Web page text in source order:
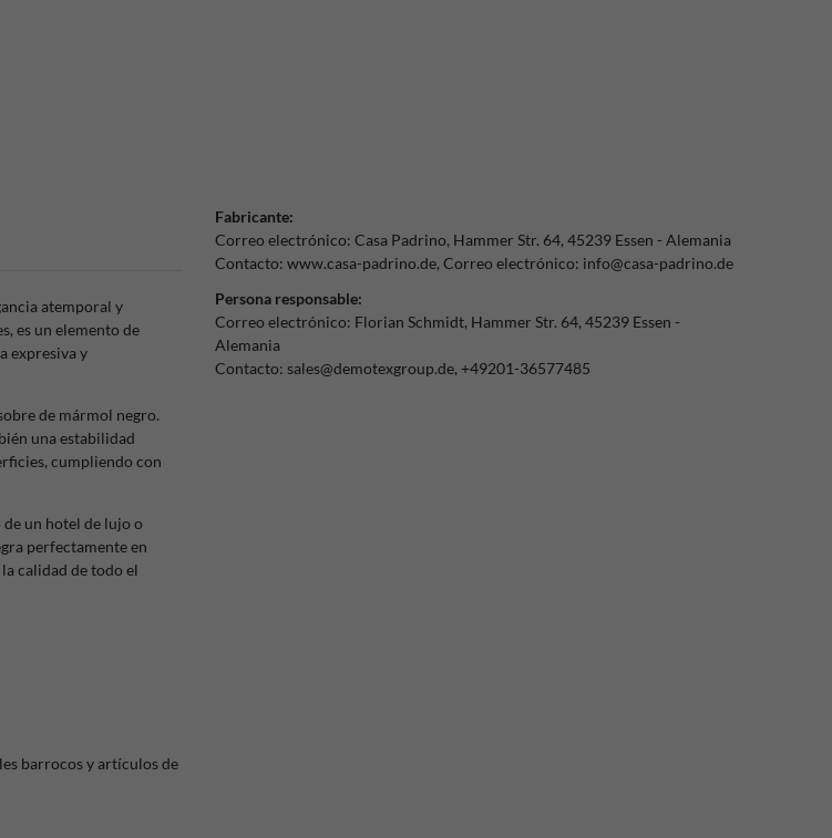
atemporal y
es un elemento de
expresiva y
de mármol negro.
una estabilidad
cumpliendo con
un hotel de lujo o
perfectamente en
calidad de todo el
barrocos y artículos de
Fabricante:
Correo electrónico: Casa Padrino Hammer Str. 64 45239 Essen
Alemania
Contacto: www.casa-padrino.de Correo electrónico: info@casa-padrino.de
Persona responsable:
Correo electrónico: Florian Schmidt Hammer Str. 64 45239 Essen
Alemania
Contacto: sales@demotexgroup.de +49201-36577485